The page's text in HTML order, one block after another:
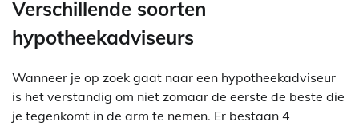
Verschillende soorten
hypotheekadviseurs
Wanneer je op zoek gaat naar een hypotheekadviseur
is het verstandig om niet zomaar de eerste de beste die
je tegenkomt in de arm te nemen. Er bestaan 4